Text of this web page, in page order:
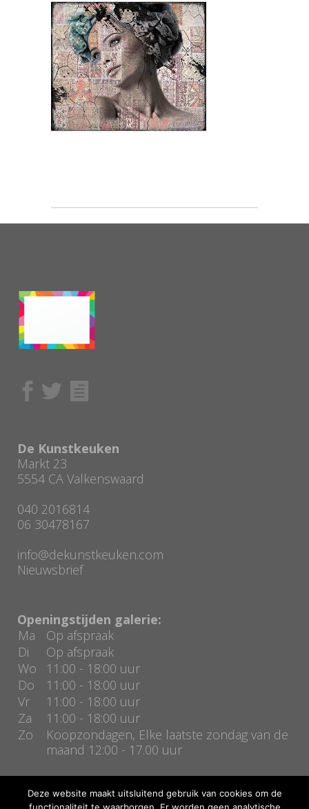
De Kunstkeuken
Markt 23
5554 CA Valkenswaard
040 2016814
06 30478167
info@dekunstkeuken.com
Nieuwsbrief
Openingstijden galerie:
Ma
Op afspraak
Di
Op afspraak
Wo
11:00 - 18:00 uur
Do
11:00 - 18:00 uur
Vr
11:00 - 18:00 uur
Za
11:00 - 18:00 uur
Zo
Koopzondagen, Elke laatste zondag van de
maand 12:00 - 17.00 uur
Deze website maakt uitsluitend gebruik van cookies om de